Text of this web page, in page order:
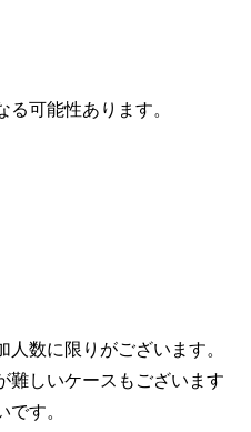
可能性あります。
数に限りがございます。
しいケースもございます
す。